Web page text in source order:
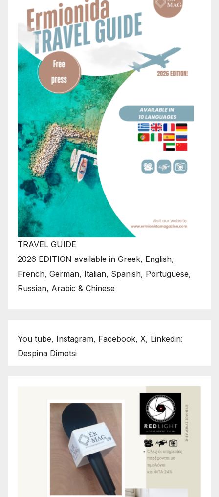
TRAVEL GUIDE
2026 EDITION available in Greek, English,
French, German, Italian, Spanish, Portuguese,
Russian, Arabic & Chinese
You tube, Instagram, Facebook, X, Linkedin:
Despina Dimotsi